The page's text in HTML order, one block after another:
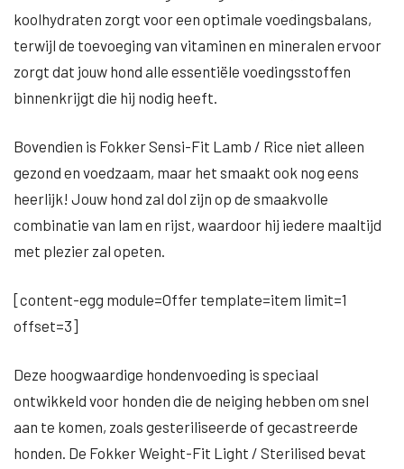
koolhydraten zorgt voor een optimale voedingsbalans,
terwijl de toevoeging van vitaminen en mineralen ervoor
zorgt dat jouw hond alle essentiële voedingsstoffen
binnenkrijgt die hij nodig heeft.
Bovendien is Fokker Sensi-Fit Lamb / Rice niet alleen
gezond en voedzaam, maar het smaakt ook nog eens
heerlijk! Jouw hond zal dol zijn op de smaakvolle
combinatie van lam en rijst, waardoor hij iedere maaltijd
met plezier zal opeten.
[content-egg module=Offer template=item limit=1
offset=3]
Deze hoogwaardige hondenvoeding is speciaal
ontwikkeld voor honden die de neiging hebben om snel
aan te komen, zoals gesteriliseerde of gecastreerde
honden. De Fokker Weight-Fit Light / Sterilised bevat